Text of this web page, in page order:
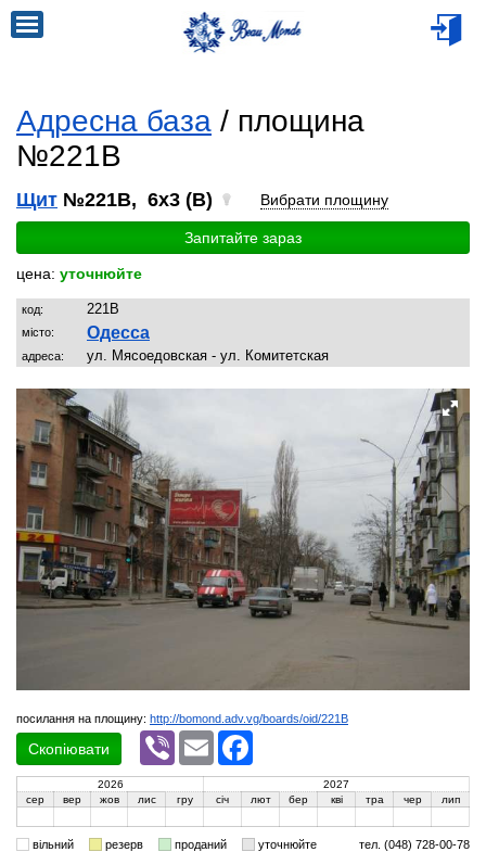
Адресна база / площина
№221B
Щит №221B, 6x3 (B) Вибрати площину
Запитайте зараз
цена: уточнюйте
код: 221B
місто: Одесса
адреса: ул. Мясоедовская - ул. Комитетская
посилання на площину: http://bomond.adv.vg/boards/oid/221B
Скопіювати
Viber Email
2026
2027
сер
вер жов лис гру січ лют бер кві тра чер лип
вільний резерв проданий уточнюйте
тел. (048) 728-00-78